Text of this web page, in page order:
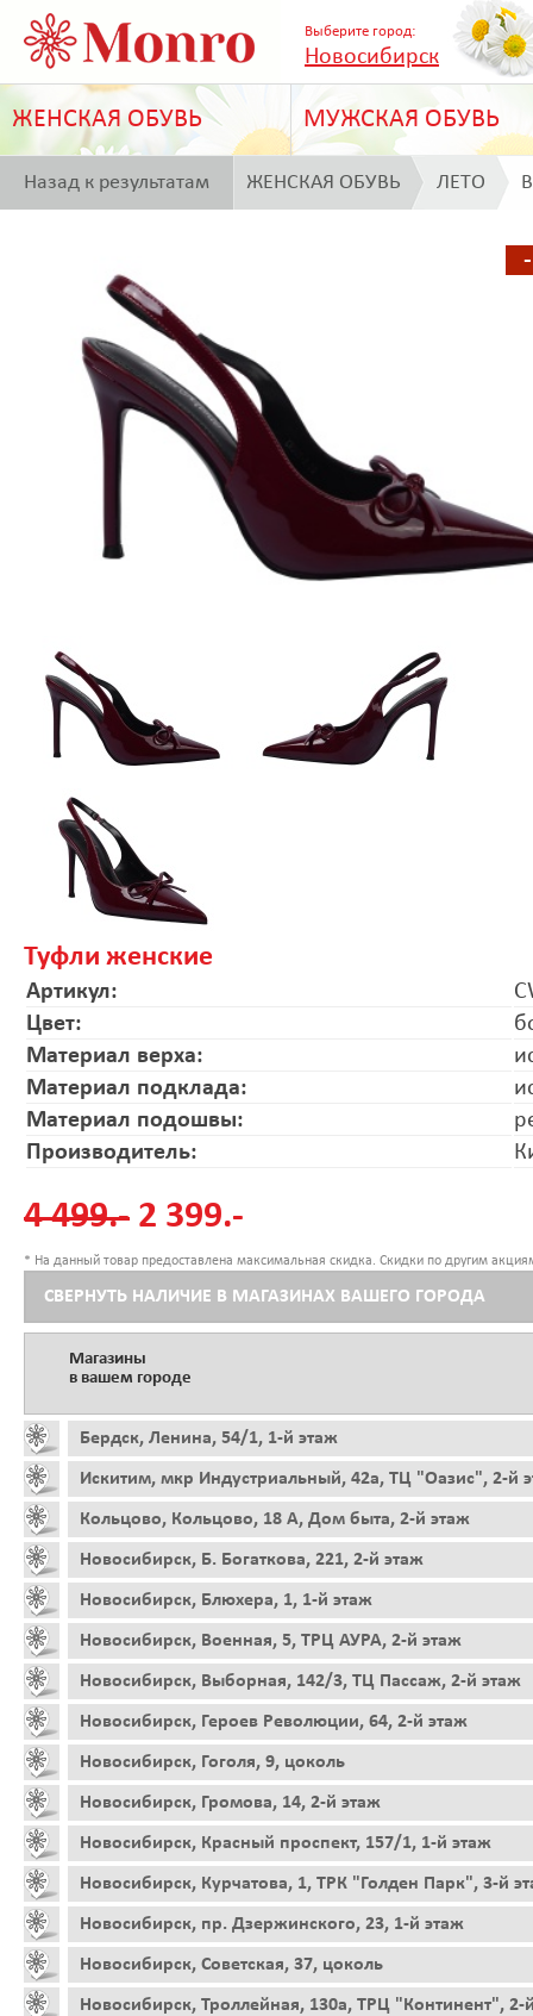
Выберите город:
Новосибирск
ЖЕНСКАЯ ОБУВЬ МУЖСКАЯ ОБУВЬ
Назад к результатам ЖЕНСКАЯ ОБУВЬ ЛЕТО
Туфли женские
Артикул:
Цвет:
Материал верха:
Материал подклада:
Материал подошвы:
Производитель:
4 499.- 2 399.-
* На данный товар предоставлена максимальная скидка. Скидки по другим
СВЕРНУТЬ НАЛИЧИЕ В МАГАЗИНАХ ВАШЕГО ГОРОДА
Магазины
в вашем городе
Бердск, Ленина, 54/1, 1-й этаж
Искитим, мкр Индустриальный, 42а, ТЦ "Оазис", 2-й
Кольцово, Кольцово, 18 А, Дом быта, 2-й этаж
Новосибирск, Б. Богаткова, 221, 2-й этаж
Новосибирск, Блюхера, 1, 1-й этаж
Новосибирск, Военная, 5, ТРЦ АУРА, 2-й этаж
Новосибирск, Выборная, 142/3, ТЦ Пассаж, 2-й этаж
Новосибирск, Героев Революции, 64, 2-й этаж
Новосибирск, Гоголя, 9, цоколь
Новосибирск, Громова, 14, 2-й этаж
Новосибирск, Красный проспект, 157/1, 1-й этаж
Новосибирск, Курчатова, 1, ТРК "Голден Парк", 3-й
Новосибирск, пр. Дзержинского, 23, 1-й этаж
Новосибирск, Советская, 37, цоколь
Новосибирск, Троллейная, 130а, ТРЦ "Континент", 2-